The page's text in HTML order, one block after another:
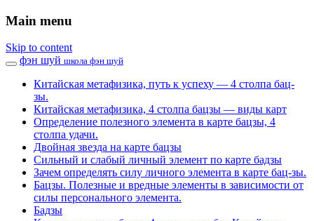
Main menu
Skip to content
фэн шуй школа фэн шуй
Китайская метафизика, путь к успеху — 4 столпа бац-
зы.
Китайская метафизика, 4 столпа бацзы — виды карт
Определение полезного элемента в карте бацзы, 4
столпа удачи.
Двойная звезда на карте бацзы
Сильный и слабый личный элемент по карте бадзы
Зачем определять силу личного элемента в карте бац-зы.
Бацзы. Полезные и вредные элементы в зависимости от
силы персонального элемента.
Бадзы